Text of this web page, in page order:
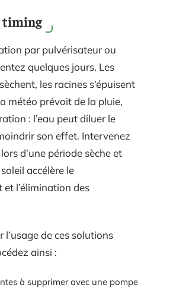
timing
par pulvérisateur ou
quelques jours. Les
les racines s’épuisent
météo prévoit de la pluie,
: l’eau peut diluer le
son effet. Intervenez
d’une période sèche et
accélère le
et l’élimination des
l’usage de ces solutions
ainsi :
à supprimer avec une pompe